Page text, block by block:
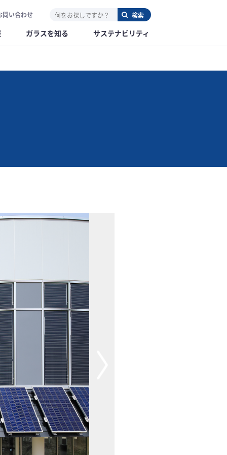
問い合わせ
ガラスを知る サステナビリティ